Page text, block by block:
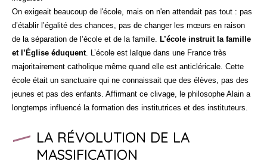
On exigeait beaucoup de l'école, mais on n'en attendait pas tout : pas
d’établir l’égalité des chances, pas de changer les mœurs en raison
de la séparation de l’école et de la famille.
L’école instruit la famille
et l’Église éduquent. L’école est laïque dans une France très
majoritairement catholique même quand elle est anticléricale. Cette
école était un sanctuaire qui ne connaissait que des élèves, pas des
jeunes et pas des enfants. Affirmant ce clivage, le philosophe Alain a
longtemps influencé la formation des institutrices et des instituteurs.
LA RÉVOLUTION DE LA
MASSIFICATION